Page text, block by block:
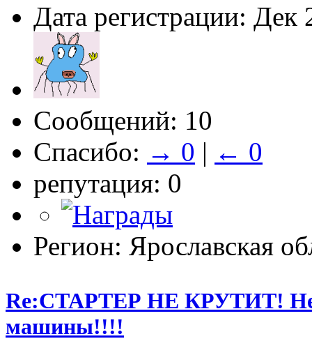
Дата регистрации: Дек
Сообщений: 10
Спасибо: → 0 | ← 0
репутация: 0
Регион: Ярославская
Re:СТАРТЕР НЕ КРУТИТ! Не
машины!!!!